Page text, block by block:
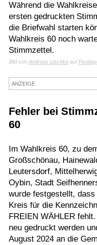
Termine
Kostenlos
Während die
ersten gedruckten
die Briefwahl starten
Wahlkreis 60 noch
Stimmzettel.
Bild von Andreas LischkaaufPixabay
ANZEIGE
Fehler bei
60
Im Wahlkreis 60, zu
Großschönau,
Leutersdorf,
Oybin, Stadt
wurde festgestellt,
Kreis für die
FREIEN WÄHLER
neu gedruckt werden
August 2024 an die